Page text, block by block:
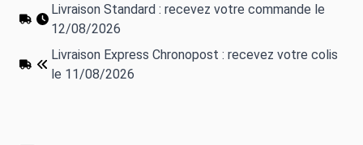
Livraison Standard : recevez votre commande le
12/08/2026
Livraison Express Chronopost : recevez votre colis
le 11/08/2026